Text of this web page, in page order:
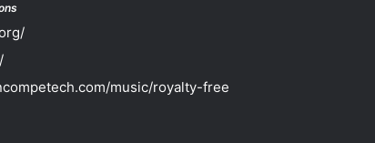
music/royalty-free